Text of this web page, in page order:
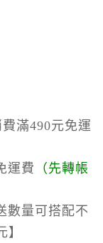
滿490元免運
運費 （先轉帳
數量可搭配不
】